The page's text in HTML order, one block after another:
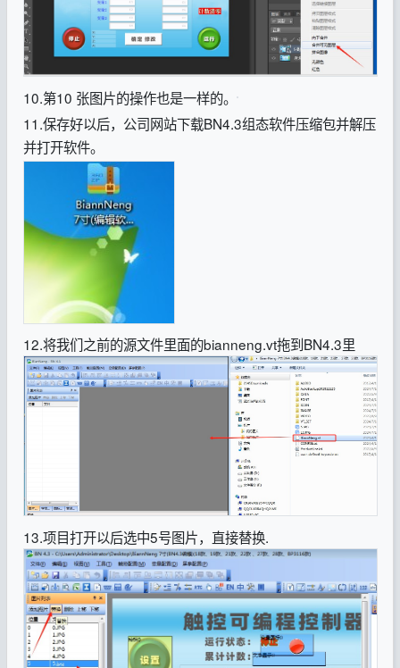
10.第10 张图片的操作也是一样的。
11.保存好以后，公司网站下载BN4.3组态软件压缩包并解压
并打开软件。
12.将我们之前的源文件里面的bianneng.vt拖到BN4.3里
13.项目打开以后选中5号图片，直接替换.